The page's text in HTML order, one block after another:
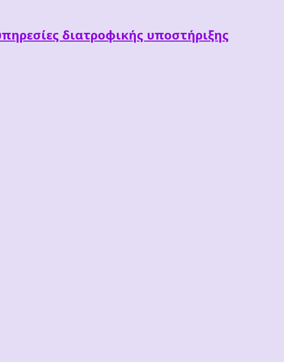
διατροφικής υποστήριξης